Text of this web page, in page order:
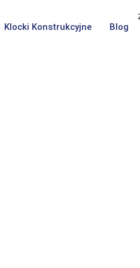
Klocki Konstrukcyjne Blog